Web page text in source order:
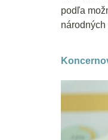
podľa